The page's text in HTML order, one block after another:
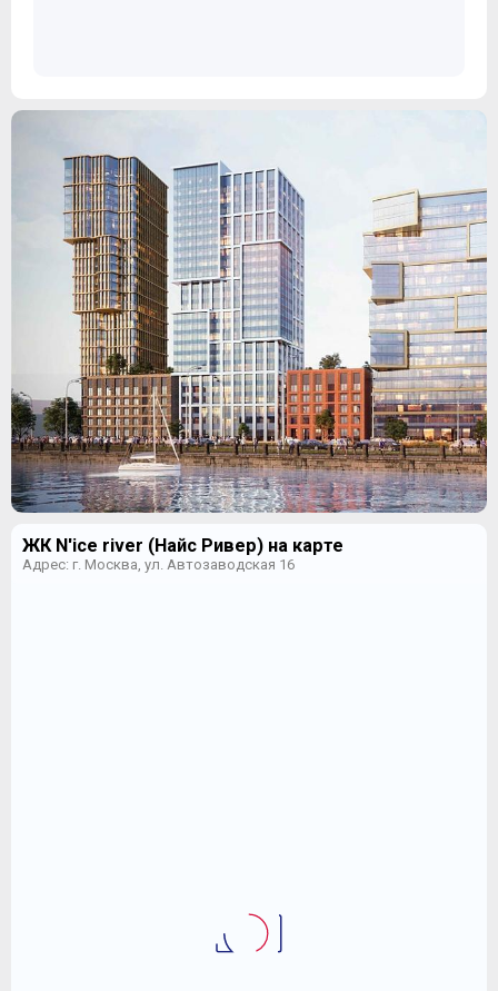
ЖК N'ice river (Найс Ривер) на карте
Адрес: г. Москва, ул. Автозаводская 16